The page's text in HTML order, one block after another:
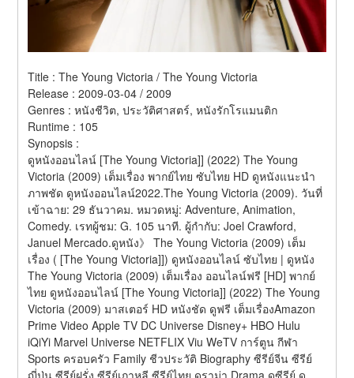
Title : The Young Victoria / The Young Victoria
Release : 2009-03-04 / 2009
Genres : หนังชีวิต, ประวัติศาสตร์, หนังรักโรแมนติก
Runtime : 105
Synopsis :
ดูหนังออนไลน์ [The Young Victoria]] (2022) The Young
Victoria (2009) เต็มเรื่อง พากย์ไทย ซับไทย HD ดูหนังแนะนำ
ภาพชัด ดูหนังออนไลน์2022.The Young Victoria (2009). วันที่
เข้าฉาย: 29 ธันวาคม. หมวดหมู่: Adventure, Animation,
Comedy. เรทผู้ชม: G. 105 นาที. ผู้กำกับ: Joel Crawford,
Januel Mercado.ดูหนัง》 The Young Victoria (2009) เต็ม
เรื่อง ( [The Young Victoria]]) ดูหนังออนไลน์ ซับไทย | ดูหนัง
The Young Victoria (2009) เต็มเรื่อง ออนไลน์ฟรี [HD] พากย์
ไทย ดูหนังออนไลน์ [The Young Victoria]] (2022) The Young
Victoria (2009) มาสเตอร์ HD หนังชัด ดูฟรี เต็มเรื่องAmazon
Prime Video Apple TV DC Universe Disney+ HBO Hulu
iQiYi Marvel Universe NETFLIX Viu WeTV การ์ตูน กีฬา
Sports ครอบครัว Family ชีวประวัติ Biography ซีรีย์จีน ซีรีย์
ญี่ปุ่น ซีรีย์ฝรั่ง ซีรีย์เกาหลี ซีรีย์ไทย ดราม่า Drama ดูซีรีย์ ดู